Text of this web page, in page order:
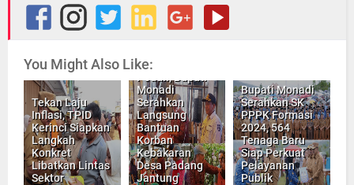
You Might Also Like:
Tekan Laju
Inflasi, TPID
Kerinci Siapkan
Langkah
Konkret
Libatkan Lintas
Sektor
Empati dan
Monadi
Serahkan
Langsung
Bantuan
Korban
Kebakaran
Desa Padang
Jantung
Bupati Monadi
Serahkan SK
PPPK Formasi
2024, 564
Tenaga Baru
Siap Perkuat
Pelayanan
Publik